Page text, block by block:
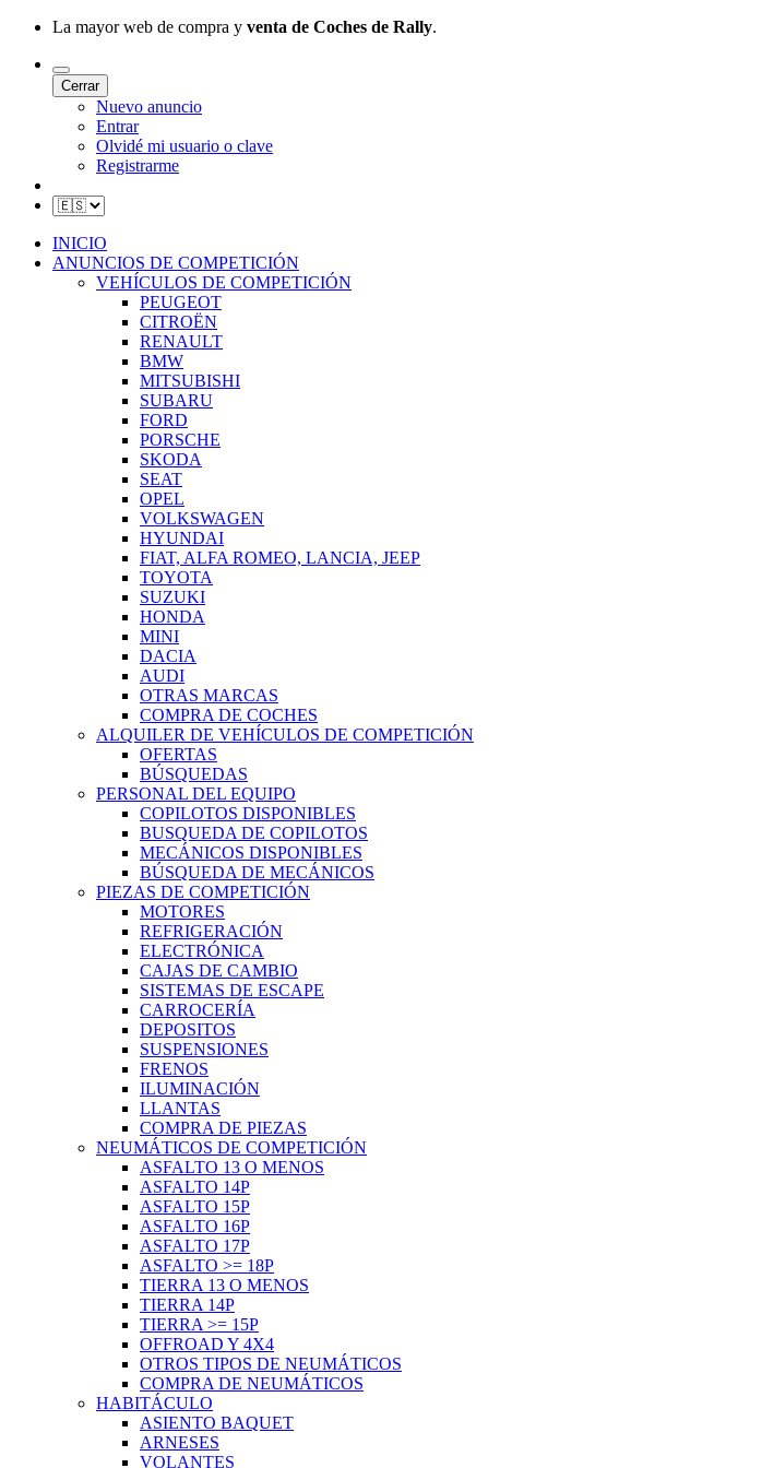
La mayor web de compra y venta de Coches de Rally.
Cerrar
Nuevo anuncio
Entrar
Olvidé mi usuario o clave
Registrarme
INICIO
ANUNCIOS DE COMPETICIÓN
VEHÍCULOS DE COMPETICIÓN
PEUGEOT
CITROËN
RENAULT
BMW
MITSUBISHI
SUBARU
FORD
PORSCHE
SKODA
SEAT
OPEL
VOLKSWAGEN
HYUNDAI
FIAT, ALFA ROMEO, LANCIA, JEEP
TOYOTA
SUZUKI
HONDA
MINI
DACIA
AUDI
OTRAS MARCAS
COMPRA DE COCHES
ALQUILER DE VEHÍCULOS DE COMPETICIÓN
OFERTAS
BÚSQUEDAS
PERSONAL DEL EQUIPO
COPILOTOS DISPONIBLES
BUSQUEDA DE COPILOTOS
MECÁNICOS DISPONIBLES
BÚSQUEDA DE MECÁNICOS
PIEZAS DE COMPETICIÓN
MOTORES
REFRIGERACIÓN
ELECTRÓNICA
CAJAS DE CAMBIO
SISTEMAS DE ESCAPE
CARROCERÍA
DEPOSITOS
SUSPENSIONES
FRENOS
ILUMINACIÓN
LLANTAS
COMPRA DE PIEZAS
NEUMÁTICOS DE COMPETICIÓN
ASFALTO 13 O MENOS
ASFALTO 14P
ASFALTO 15P
ASFALTO 16P
ASFALTO 17P
ASFALTO >= 18P
TIERRA 13 O MENOS
TIERRA 14P
TIERRA >= 15P
OFFROAD Y 4X4
OTROS TIPOS DE NEUMÁTICOS
COMPRA DE NEUMÁTICOS
HABITÁCULO
ASIENTO BAQUET
ARNESES
VOLANTES